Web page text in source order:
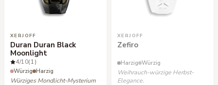
XERJOFF
Duran Duran Black
Moonlight
4/10(1)
Würzig Harzig
Würziges Mondlicht-Mysterium
XERJOFF
Zefiro
Harzig Würzig
Weihrauch-würzige Herbst-
Elegance.